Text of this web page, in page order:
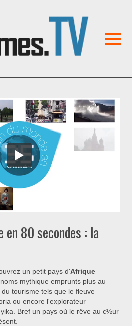
en 80 secondes : la
un petit pays d'Afrique
mythique emprunts plus au
tourisme tels que le fleuve
ou encore l'explorateur
Bref un pays où le rêve au c½ur